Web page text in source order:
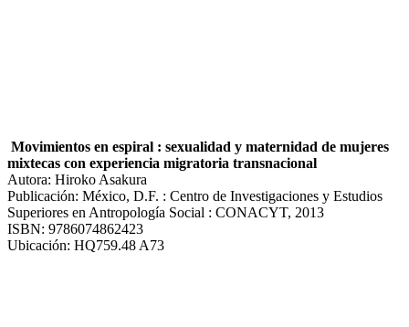
Movimientos en espiral : sexualidad y maternidad de mujeres
mixtecas con experiencia migratoria transnacional
Autora: Hiroko Asakura
Publicación: México, D.F. : Centro de Investigaciones y Estudios
Superiores en Antropología Social : CONACYT, 2013
ISBN: 9786074862423
Ubicación: HQ759.48 A73